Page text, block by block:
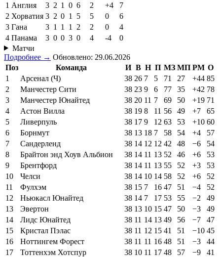
1 Англия 3 2 1 0 6 2 +4
7
2 Хорватия 3 2 0 1 5 5 0
6
3 Гана 3 1 1 1 2 2 0
4
4 Панама 3 0 0 3 0 4 -4
0
Матчи
Подробнее → Обновлено: 29.06.2026
Поз
Команда И В Н П МЗ МП РМ О
1
Арсенал (Ч) 38 26 7 5 71 27 +44 85
2
Манчестер Сити 38 23 9 6 77 35 +42 78
3
Манчестер Юнайтед 38 20 11 7 69 50 +19 71
4
Астон Вилла 38 19 8 11 56 49 +7
65
5
Ливерпуль 38 17 9 12 63 53 +10 60
6
Борнмут 38 13 18 7 58 54 +4
57
7
Сандерленд 38 14 12 12 42 48 −6
54
8
Брайтон энд Хоув Альбион 38 14 11 13 52 46 +6
53
9
Брентфорд 38 14 11 13 55 52 +3
53
10
Челси 38 14 10 14 58 52 +6
52
11
Фулхэм 38 15 7 16 47 51 −4
52
12
Ньюкасл Юнайтед 38 14 7 17 53 55 −2
49
13
Эвертон 38 13 10 15 47 50 −3
49
14
Лидс Юнайтед 38 11 14 13 49 56 −7
47
15
Кристал Пэлас 38 11 12 15 41 51 −10 45
16
Ноттингем Форест 38 11 11 16 48 51 −3
44
17
Тоттенхэм Хотспур 38 10 11 17 48 57 −9
41